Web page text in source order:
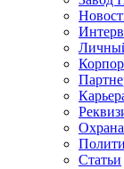
Охрана
Статьи